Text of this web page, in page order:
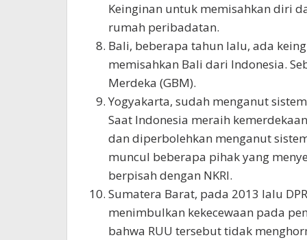
Keinginan untuk memisahkan diri
rumah peribadatan.
Bali, beberapa tahun lalu, ada
memisahkan Bali dari Indonesia.
Merdeka (GBM).
Yogyakarta, sudah menganut
Saat Indonesia meraih
dan diperbolehkan menganut
muncul beberapa pihak yang
berpisah dengan NKRI.
Sumatera Barat, pada 2013 lalu
menimbulkan kekecewaan pada
bahwa RUU tersebut tidak